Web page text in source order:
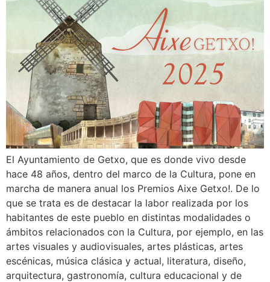
El Ayuntamiento de Getxo, que es donde vivo desde
hace 48 años, dentro del marco de la Cultura, pone en
marcha de manera anual los Premios Aixe Getxo!. De lo
que se trata es de destacar la labor realizada por los
habitantes de este pueblo en distintas modalidades o
ámbitos relacionados con la Cultura, por ejemplo, en las
artes visuales y audiovisuales, artes plásticas, artes
escénicas, música clásica y actual, literatura, diseño,
arquitectura, gastronomía, cultura educacional y de